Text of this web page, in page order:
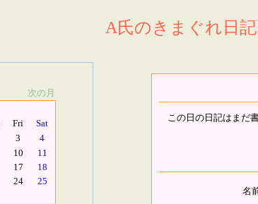
A氏のきまぐれ日
次の月
Fri
Sat
3
4
10
11
17
18
24
25
この日の日記はまだ
名